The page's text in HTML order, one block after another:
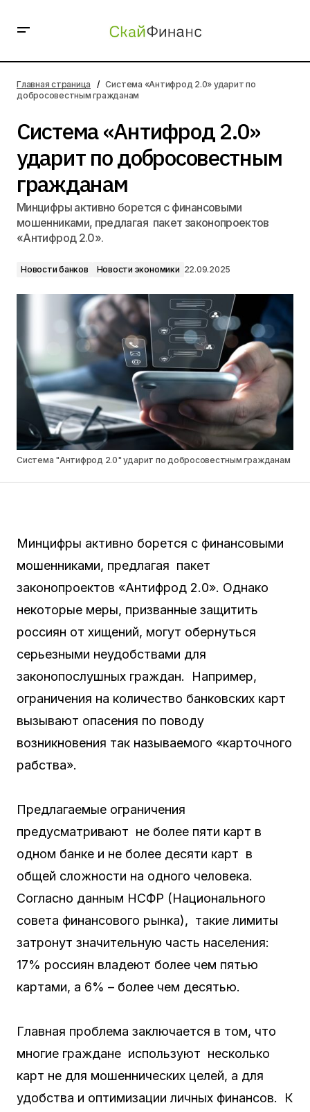
гражданам
Главная страница
Система «Антифрод 2.0» ударит по
добросовестным гражданам
Система «Антифрод 2.0»
ударит по добросовестным
гражданам
Минцифры активно борется с финансовыми
мошенниками, предлагая пакет законопроектов
«Антифрод 2.0».
Новости банков Новости экономики 22.09.2025
Система "Антифрод 2.0" ударит по добросовестным гражданам
Минцифры активно борется с финансовыми
мошенниками, предлагая пакет
законопроектов «Антифрод 2.0». Однако
некоторые меры, призванные защитить
россиян от хищений, могут обернуться
серьезными неудобствами для
законопослушных граждан. Например,
ограничения на количество банковских карт
вызывают опасения по поводу
возникновения так называемого «карточного
рабства».
Предлагаемые ограничения
предусматривают не более пяти карт в
одном банке и не более десяти карт в
общей сложности на одного человека.
Согласно данным НСФР (Национального
совета финансового рынка), такие лимиты
затронут значительную часть населения:
17% россиян владеют более чем пятью
картами, а 6% – более чем десятью.
Главная проблема заключается в том, что
многие граждане используют несколько
карт не для мошеннических целей, а для
удобства и оптимизации личных финансов. К